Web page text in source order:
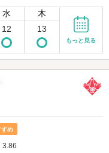
水 木
12 13
もっと見る
すめ
5つ星のうち3.5
3.86